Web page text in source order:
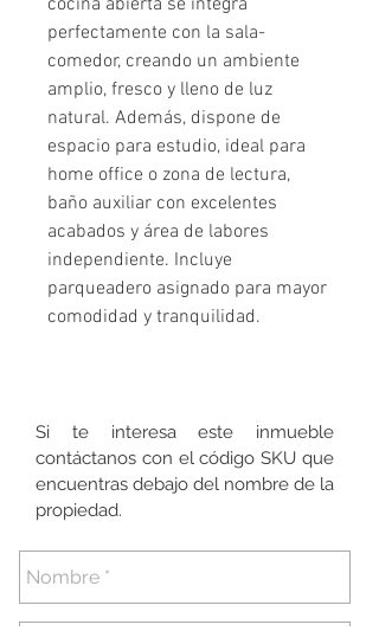
cocina abierta se integra
perfectamente con la sala-
comedor, creando un ambiente
amplio, fresco y lleno de luz
natural. Además, dispone de
espacio para estudio, ideal para
home office o zona de lectura,
baño auxiliar con excelentes
acabados y área de labores
independiente. Incluye
parqueadero asignado para mayor
comodidad y tranquilidad.
Si te interesa este inmueble
contáctanos con el código SKU que
encuentras debajo del nombre de la
propiedad.